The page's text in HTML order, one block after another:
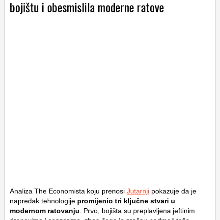
bojištu i obesmislila moderne ratove
Analiza The Economista koju prenosi Jutarnji pokazuje da je
napredak tehnologije promijenio tri ključne stvari u
modernom ratovanju . Prvo, bojišta su preplavljena jeftinim